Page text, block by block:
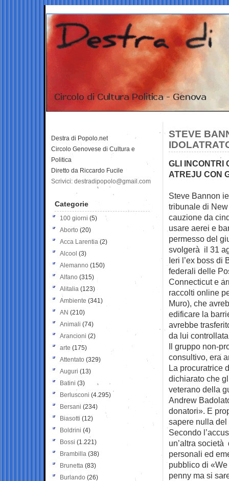
STEVE
GLI INCONTRI
ATREJU CON
Steve Bannon
tribunale di
cauzione da
usare aerei e
permesso del
svolgerà il 31
Ieri l’ex boss di
federali delle
Connecticut e
raccolti online
Muro), che
edificare la
avrebbe
da lui
Il gruppo non-
consultivo, era
La procuratrice
dichiarato che
veterano della
Andrew
donatori». E
sapere nulla del
Secondo
un’altra
personali ed
pubblico di
penny ma si
Destra di Popolo.net
Circolo Genovese di Cultura e
Politica
Diretto da Riccardo Fucile
Scrivici: destradipopolo@gmail.com
Categorie
100 giorni (5)
Aborto (20)
Acca Larentia (2)
Alcool (3)
Alemanno (150)
Alfano (315)
Alitalia (123)
Ambiente (341)
AN (210)
Animali (74)
Arancioni (2)
arte (175)
Attentato (329)
Auguri (13)
Batini (3)
Berlusconi (4.295)
Bersani (234)
Biasotti (12)
Boldrini (4)
Bossi (1.221)
Brambilla (38)
Brunetta (83)
Burlando (26)